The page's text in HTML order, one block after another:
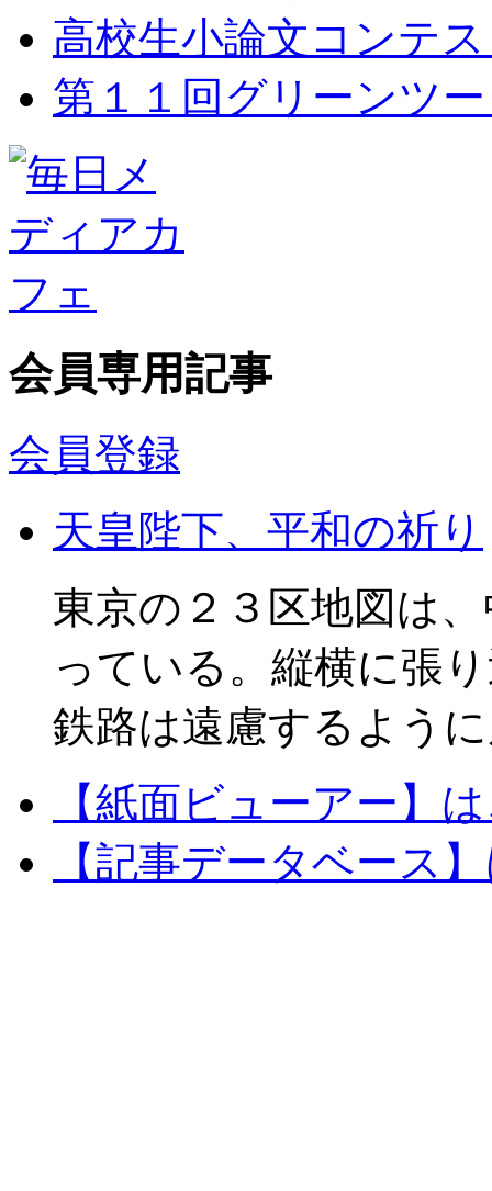
高校生小論文コンテ
第１１回グリーンツ
会員専用記事
会員登録
天皇陛下、平和の祈り
東京の２３区地図は
っている。縦横に張
鉄路は遠慮するよう
【紙面ビューアー】
【記事データベース